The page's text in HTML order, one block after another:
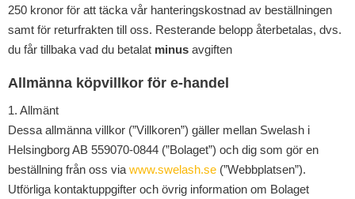
250 kronor för att täcka vår hanteringskostnad av beställningen
samt för returfrakten till oss. Resterande belopp återbetalas, dvs.
du får tillbaka vad du betalat minus avgiften
Allmänna köpvillkor för e-handel
1. Allmänt
Dessa allmänna villkor (”Villkoren”) gäller mellan Swelash i
Helsingborg AB 559070-0844 (”Bolaget”) och dig som gör en
beställning från oss via www.swelash.se (”Webbplatsen”).
Utförliga kontaktuppgifter och övrig information om Bolaget